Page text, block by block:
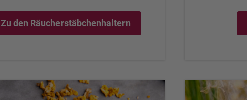
Zu den Räucherstäbchenhaltern